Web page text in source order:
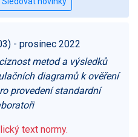
- prosinec 2022
metod a výsledků
diagramů k ověření
provedení standardní
text normy.